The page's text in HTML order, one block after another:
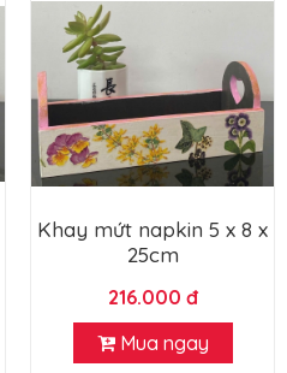
Khay mứt napkin 5 x 8 x
25cm
216.000 đ
Mua ngay